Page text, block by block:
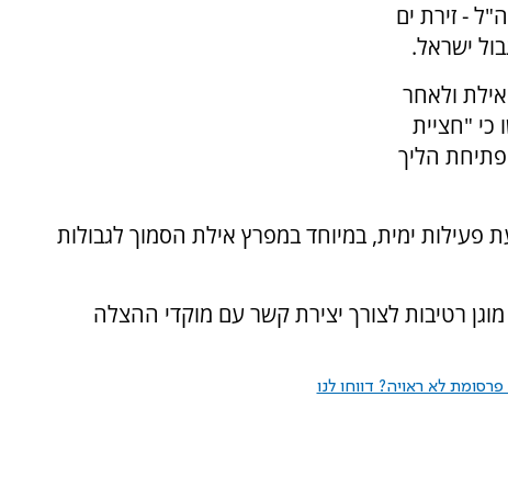
- זירת ים
ישראל.
ולאחר
כי "חציית
פתיחת הליך
ימית, במיוחד במפרץ אילת הסמוך לגבולות
רטיבות לצורך יצירת קשר עם מוקדי ההצלה
לא ראויה? דווחו לנו